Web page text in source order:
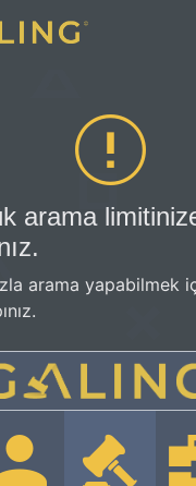
arama
arama yapabilmek